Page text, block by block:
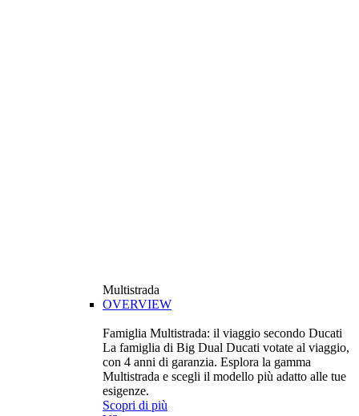
Multistrada
OVERVIEW
Famiglia Multistrada: il viaggio secondo Ducati
La famiglia di Big Dual Ducati votate al viaggio,
con 4 anni di garanzia. Esplora la gamma
Multistrada e scegli il modello più adatto alle tue
esigenze.
Scopri di più